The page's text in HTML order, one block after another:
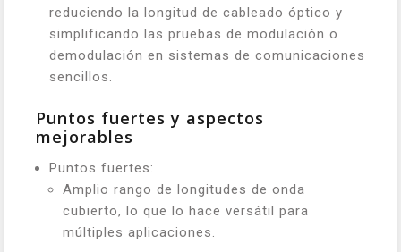
reduciendo la longitud de cableado óptico y
simplificando las pruebas de modulación o
demodulación en sistemas de comunicaciones
sencillos.
Puntos fuertes y aspectos
mejorables
Puntos fuertes:
Amplio rango de longitudes de onda
cubierto, lo que lo hace versátil para
múltiples aplicaciones.